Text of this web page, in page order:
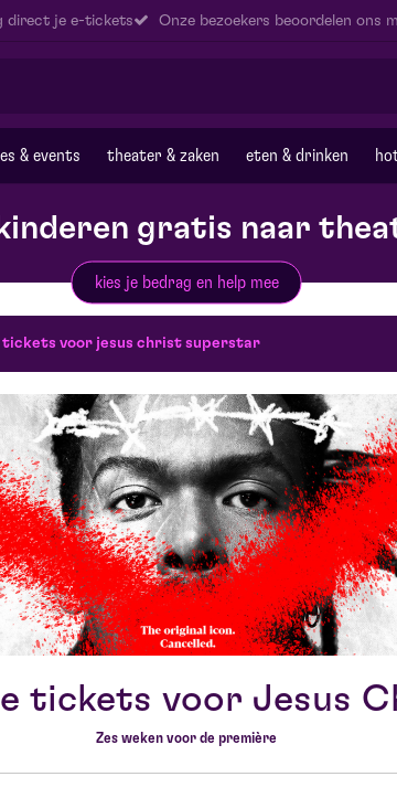
direct je e-tickets Onze bezoekers beoordelen ons
& events theater & zaken eten & drinken
gratis naar
kies je bedrag en help mee
voor jesus christ superstar
tickets voor Jesus
Zes weken voor de première